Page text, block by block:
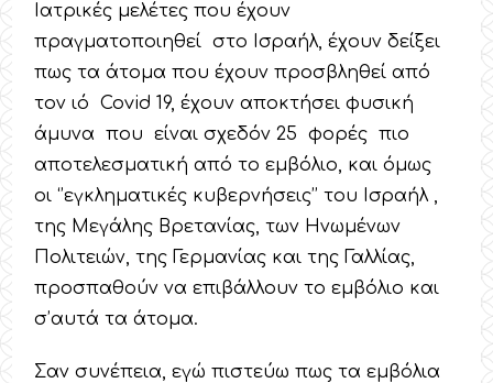
Ιατρικές μελέτες που έχουν
πραγματοποιηθεί στο Ισραήλ, έχουν δείξει
πως τα άτομα που έχουν προσβληθεί από
τον ιό Covid 19, έχουν αποκτήσει φυσική
άμυνα που είναι σχεδόν 25 φορές πιο
αποτελεσματική από το εμβόλιο, και όμως
οι ‘’εγκληματικές κυβερνήσεις’’ του Ισραήλ ,
της Μεγάλης Βρετανίας, των Ηνωμένων
Πολιτειών, της Γερμανίας και της Γαλλίας,
προσπαθούν να επιβάλλουν το εμβόλιο και
σ’αυτά τα άτομα.
Σαν συνέπεια, εγώ πιστεύω πως τα εμβόλια